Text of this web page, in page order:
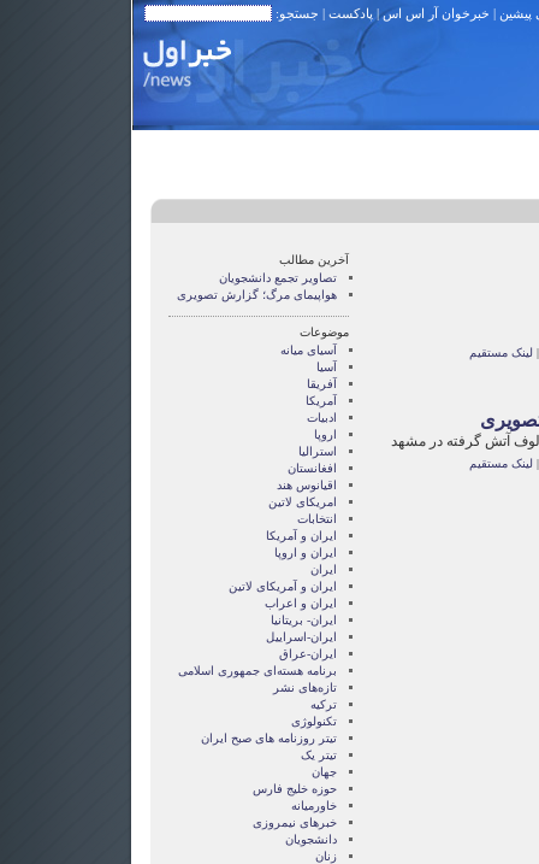
پیشین | خبرخوان آر اس اس| پادکست | جستجو:
| لینک مستقیم
آتش گرفته در مشهد
| لینک مستقیم
آخرین مطالب
تصاویر تجمع دانشجویان
هواپيمای مرگ؛ گزارش تصويری
موضوعات
آسيای ميانه
آسیا
آفریقا
آمریکا
ادبیات
اروپا
استرالیا
افغانستان
اقیانوس هند
امریکای لاتین
انتخابات
ايران و آمريکا
ايران و اروپا
ایران
ایران و آمریکای لاتین
ایران و اعراب
ایران- بریتانیا
ایران-اسراییل
ایران-عراق
برنامه هسته‌ای جمهوری اسلامی
تازه‌های نشر
ترکیه
تکنولوژی
تیتر روزنامه های صبح ایران
تیتر یک
جهان
حوزه خلیج فارس
خاورمیانه
خبرهای نیمروزی
دانشجویان
زنان